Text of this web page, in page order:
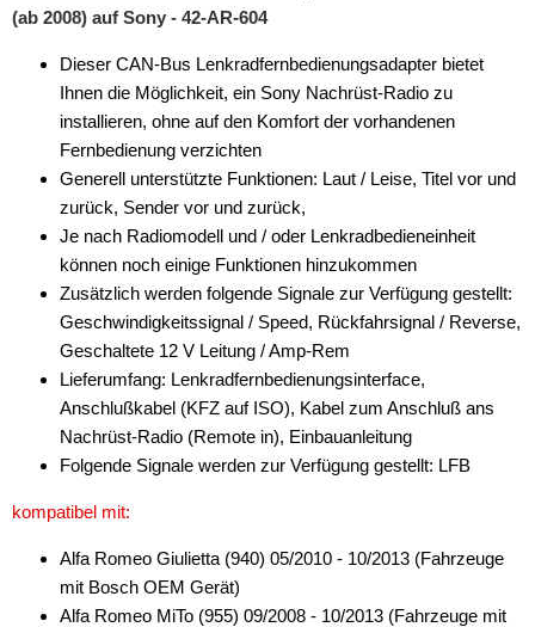
für DAF
für Dodge
für Fiat
für General Motors
für Honda
für Iveco
für Jeep
für Lancia
(ab 2008) auf Sony - 42-AR-604
Dieser CAN-Bus Lenkradfernbedienungsadapter bietet
Ihnen die Möglichkeit, ein Sony Nachrüst-Radio zu
installieren, ohne auf den Komfort der vorhandenen
Fernbedienung verzichten
Generell unterstützte Funktionen: Laut / Leise, Titel vor und
zurück, Sender vor und zurück,
Je nach Radiomodell und / oder Lenkradbedieneinheit
können noch einige Funktionen hinzukommen
Zusätzlich werden folgende Signale zur Verfügung gestellt:
Geschwindigkeitssignal / Speed, Rückfahrsignal / Reverse,
Geschaltete 12 V Leitung / Amp-Rem
Lieferumfang: Lenkradfernbedienungsinterface,
Anschlußkabel (KFZ auf ISO), Kabel zum Anschluß ans
Nachrüst-Radio (Remote in), Einbauanleitung
Folgende Signale werden zur Verfügung gestellt: LFB
kompatibel mit:
Alfa Romeo Giulietta (940) 05/2010 - 10/2013 (Fahrzeuge
mit Bosch OEM Gerät)
Alfa Romeo MiTo (955) 09/2008 - 10/2013 (Fahrzeuge mit